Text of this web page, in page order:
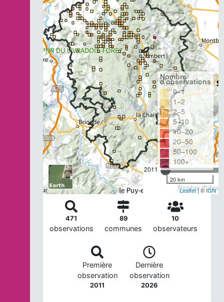
2011
Nombre
Nombre
d'observations
0–1
1–2
2–5
5–10
10–20
20–50
50–100
100+
20 km
Leaflet| ©IGN
471
observations
89
communes
10
observateurs
Première
observation
2011
Dernière
observation
2026